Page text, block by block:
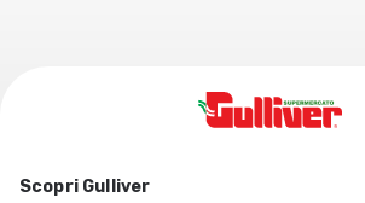
Scopri Gulliver